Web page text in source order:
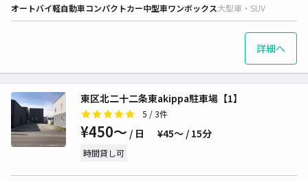
オートバイ軽自動車コンパクトカー中型車ワンボックス大型車・SUV
詳細へ
東区北二十二条東akippa駐車場【1】
5 / 3件
¥450〜 / 日 ¥45〜 / 15分
時間貸し可